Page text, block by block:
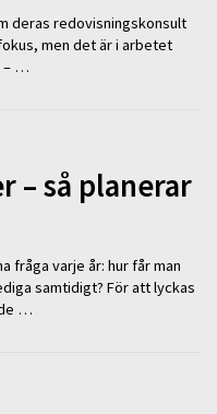
deras redovisningskonsult
men det är i arbetet
– …
– så planerar
fråga varje år: hur får man
samtidigt? För att lyckas
…